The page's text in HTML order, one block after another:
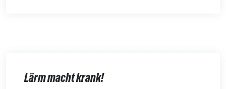
Lärm macht krank!